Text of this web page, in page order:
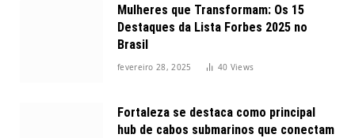
Mulheres que Transformam: Os 15
Destaques da Lista Forbes 2025 no
Brasil
fevereiro 28, 2025 40 Views
Fortaleza se destaca como principal
hub de cabos submarinos que conectam